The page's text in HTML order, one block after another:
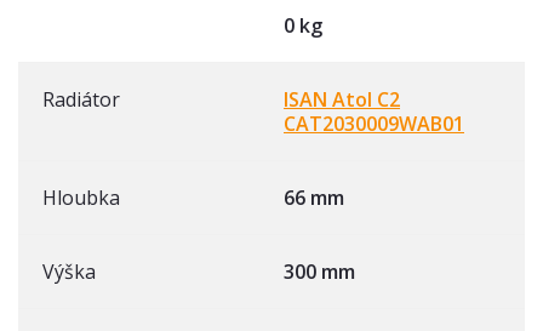
0 kg
Radiátor
ISAN Atol C2
CAT2030009WAB01
Hloubka 66 mm
Výška 300 mm